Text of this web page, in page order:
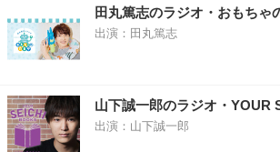
田丸篤志のラジオ・おもちゃ
出演：田丸篤志
山下誠一郎のラジオ・YOUR
出演：山下誠一郎